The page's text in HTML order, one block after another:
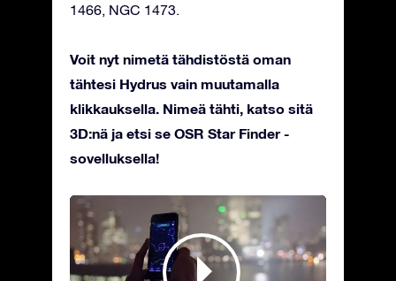
1466, NGC 1473.
Voit nyt nimetä tähdistöstä oman
tähtesi Hydrus vain muutamalla
klikkauksella. Nimeä tähti, katso sitä
3D:nä ja etsi se OSR Star Finder -
sovelluksella!